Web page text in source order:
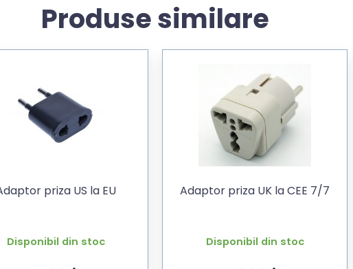
Produse similare
priza US la EU
Disponibil din stoc
Adaptor priza UK la CEE 7/7
Disponibil din stoc